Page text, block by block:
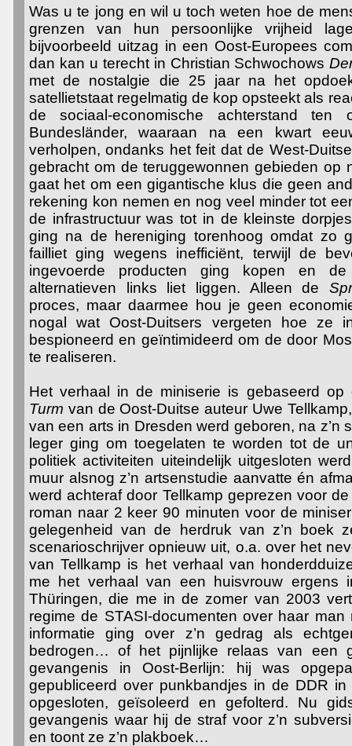
Was u te jong en wil u toch weten hoe de
grenzen van hun persoonlijke vrijheid
bijvoorbeeld uitzag in een Oost-Europees
dan kan u terecht in Christian Schwochows
met de nostalgie die 25 jaar na het
satellietstaat regelmatig de kop opsteekt als
de sociaal-economische achterstand ten
Bundesländer, waaraan na een kwart
verholpen, ondanks het feit dat de West-
gebracht om de teruggewonnen gebieden op
gaat het om een gigantische klus die geen
rekening kon nemen en nog veel minder tot
de infrastructuur was tot in de kleinste
ging na de hereniging torenhoog omdat zo
failliet ging wegens inefficiënt, terwijl de
ingevoerde producten ging kopen en de
alternatieven links liet liggen. Alleen de
proces, maar daarmee hou je geen
nogal wat Oost-Duitsers vergeten hoe ze
bespioneerd en geïntimideerd om de door
te realiseren.
Het verhaal in de miniserie is gebaseerd
Turm van de Oost-Duitse auteur Uwe
van een arts in Dresden werd geboren, na z’n
leger ging om toegelaten te worden tot de
politiek activiteiten uiteindelijk uitgesloten
muur alsnog z’n artsenstudie aanvatte én
werd achteraf door Tellkamp geprezen voor
roman naar 2 keer 90 minuten voor de
gelegenheid van de herdruk van z’n boek
scenarioschrijver opnieuw uit, o.a. over het
van Tellkamp is het verhaal van
me het verhaal van een huisvrouw ergens
Thüringen, die me in de zomer van 2003
regime de STASI-documenten over haar
informatie ging over z’n gedrag als
bedrogen… of het pijnlijke relaas van een
gevangenis in Oost-Berlijn: hij was
gepubliceerd over punkbandjes in de DDR
opgesloten, geïsoleerd en gefolterd. Nu
gevangenis waar hij de straf voor z’n
en toont ze z’n plakboek…